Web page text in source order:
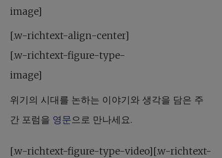
image]
[.w-richtext-align-center]
[.w-richtext-figure-type-
image]
위기의 시대를 논하는 이야기와 생각을 담은 주
간 포럼을 영문으로 만나세요.
[.w-richtext-figure-type-video][.w-richtext-